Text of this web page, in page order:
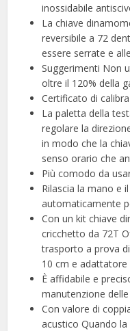
inossidabile
La chiave
reversibile a 72
essere serrate e
Suggerimenti Non
oltre il 120% della
Certificato di
La paletta della
regolare la
in modo che la
senso orario che
Più comodo da
Rilascia la mano e
automaticamente
Con un kit chiave
cricchetto da 72T
trasporto a prova
10 cm e adattatore
È affidabile e
manutenzione
Con valore di
acustico Quando